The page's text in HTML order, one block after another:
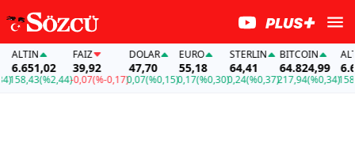
ALTIN
6.651,02
158,43(%2,44)
FAİZ
39,92
-0,07(%-0,17)
DOLAR
47,70
0,07(%0,15)
EURO
55,18
0,17(%0,30)
STERLIN
64,41
0,24(%0,37)
BITCOIN
64.824,99
217,94(%0,34)